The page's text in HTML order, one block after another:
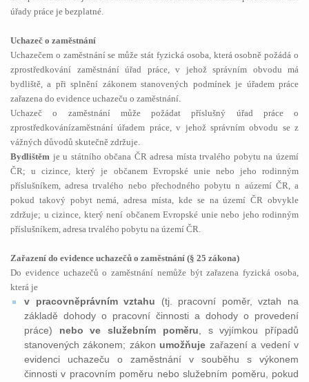
úřady práce je bezplatné.
Uchazeč o zaměstnání
Uchazečem o zaměstnání se může stát fyzická osoba, která osobně požádá o
zprostředkování zaměstnání úřad práce, v jehož správním obvodu má
bydliště, a při splnění zákonem stanovených podmínek je úřadem práce
zařazena do evidence uchazeču o zaměstnání.
Uchazeč o zaměstnání může požádat příslušný úřad práce o
zprostředkovánízaměstnání úřadem práce, v jehož správním obvodu se z
vážných důvodů skutečně zdržuje.
Bydlištěm je u státního občana ČR adresa místa trvalého pobytu na území
ČR; u cizince, který je občanem Evropské unie nebo jeho rodinným
příslušníkem, adresa trvalého nebo přechodného pobytu n aúzemí ČR, a
pokud takový pobyt nemá, adresa místa, kde se na území ČR obvykle
zdržuje; u cizince, který není občanem Evropské unie nebo jeho rodinným
příslušníkem, adresa trvalého pobytu na území ČR.
Zařazení do evidence uchazečů o zaměstnání (§ 25 zákona)
Do evidence uchazečů o zaměstnání nemůže být zařazena fyzická osoba,
která je
v pracovněprávním vztahu (tj. pracovní poměr, vztah na
základě dohody o pracovní činnosti a dohody o provedení
práce) nebo ve služebním poměru , s vyjímkou případů
stanovených zákonem; zákon umožňuje zařazení a vedení v
evidenci uchazeču o zaměstnání v souběhu s výkonem
činnosti v pracovním poměru nebo služebním poměru, pokud